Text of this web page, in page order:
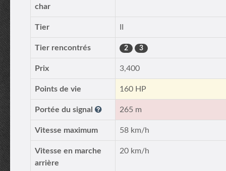
char
Tier
Tier rencontrés 2 3
Prix 3,400
Points de vie 160 HP
Portée du signal 265 m
Vitesse maximum 58 km/h
Vitesse en marche
arrière
20 km/h